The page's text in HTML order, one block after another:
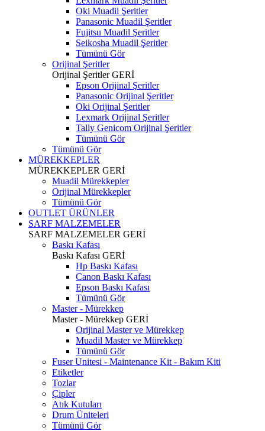
Oki Muadil Şeritler
Panasonic Muadil Şeritler
Fujitsu Muadil Şeritler
Seikosha Muadil Şeritler
Tümünü Gör
Orijinal Şeritler
Orijinal ŞeritlerGERİ
Epson Orijinal Şeritler
Panasonic Orijinal Şeritler
Oki Orijinal Şeritler
Lexmark Orijinal Şeritler
Tally Genicom Orijinal Şeritler
Tümünü Gör
Tümünü Gör
MÜREKKEPLER
MÜREKKEPLER GERİ
Muadil Mürekkepler
Orijinal Mürekkepler
Tümünü Gör
OUTLET ÜRÜNLER
SARF MALZEMELER
SARF MALZEMELER GERİ
Baskı Kafası
Baskı Kafası GERİ
Hp Baskı Kafası
Canon Baskı Kafası
Epson Baskı Kafası
Tümünü Gör
Master - Mürekkep
Master - Mürekkep GERİ
Orijinal Master ve Mürekkep
Muadil Master ve Mürekkep
Tümünü Gör
Fuser Unitesi - Maintenance Kit - Bakım Kiti
Etiketler
Tozlar
Çipler
Atık Kutuları
Drum Üniteleri
Tümünü Gör